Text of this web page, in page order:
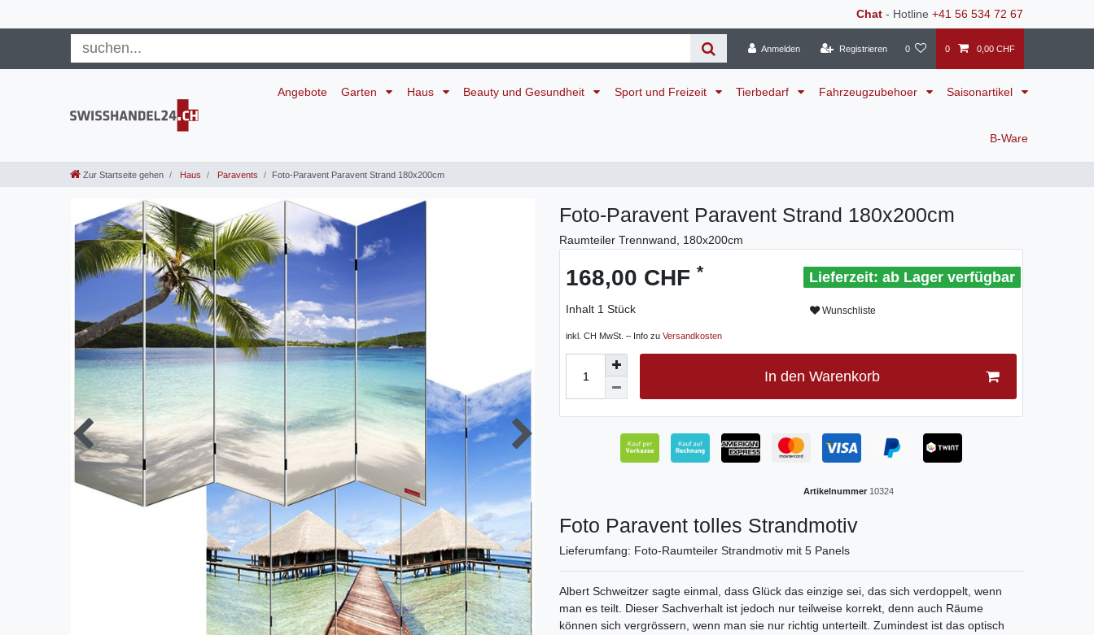
Chat - Hotline +41 56 534 72 67
Anmelden Registrieren 0 0 0,00 CHF
Angebote Garten Haus Beauty und Gesundheit Sport und Freizeit Tierbedarf Fahrzeugzubehoer Saisonartikel
B-Ware
Zur Startseite gehen Haus Paravents Foto-Paravent Paravent Strand 180x200cm
Foto-Paravent Paravent Strand 180x200cm
Raumteiler Trennwand, 180x200cm
168,00 CHF *
Inhalt 1 Stück
inkl. CH MwSt. – Info zu Versandkosten
ab Lager verfügbar
Wunschliste
In den Warenkorb
Artikelnummer 10324
Foto Paravent tolles Strandmotiv
Lieferumfang: Foto-Raumteiler Strandmotiv mit 5 Panels
Albert Schweitzer sagte einmal, dass Glück das einzige sei, das sich verdoppelt, wenn
man es teilt. Dieser Sachverhalt ist jedoch nur teilweise korrekt, denn auch Räume
können sich vergrössern, wenn man sie nur richtig unterteilt. Zumindest ist das optisch